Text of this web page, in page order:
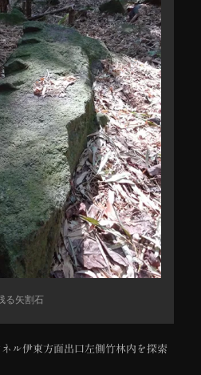
る矢割石
ル伊東方面出口左側竹林内を探索